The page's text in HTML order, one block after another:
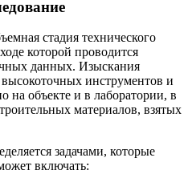
стадия технического
которой проводится
данных. Изыскания
инструментов и
на объекте и в лаборатории, в
материалов, взятых
задачами, которые
включать: